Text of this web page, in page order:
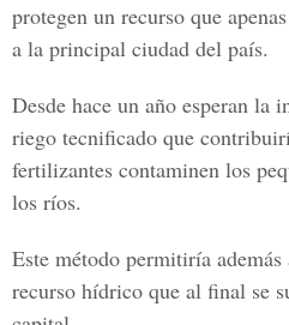
protegen un recurso que
a la principal ciudad del país.
Desde hace un año esperan la
riego tecnificado que
fertilizantes contaminen los
los ríos.
Este método permitiría
recurso hídrico que al final se